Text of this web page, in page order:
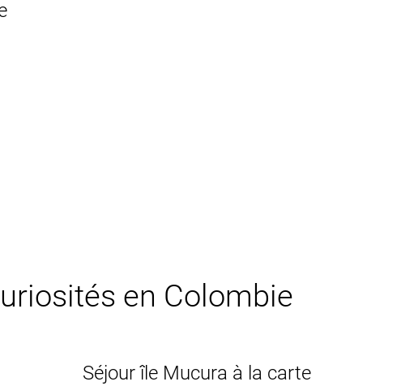
en Colombie
Séjour île Mucura à la carte